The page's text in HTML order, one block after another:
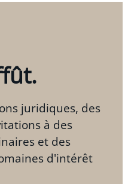
juridiques, des
à des
et des
d'intérêt